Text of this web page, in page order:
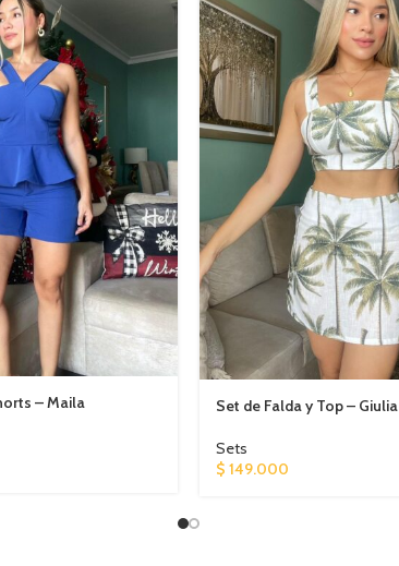
– Maila Set de Falda y Top – Giulia
Sets
$ 149.000